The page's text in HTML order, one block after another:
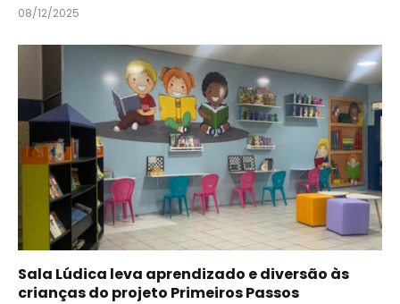
08/12/2025
Sala Lúdica leva aprendizado e diversão às
crianças do projeto Primeiros Passos